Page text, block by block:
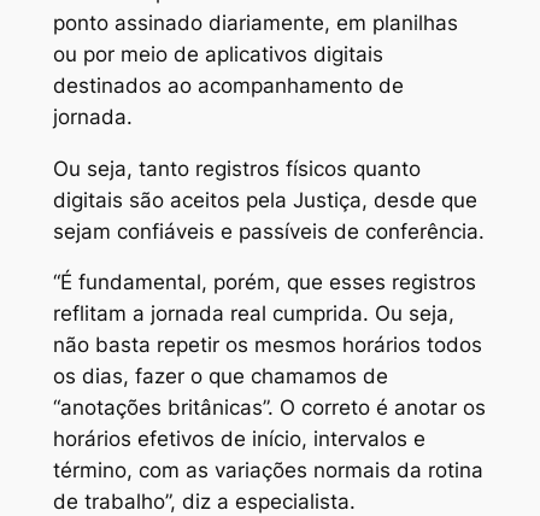
ponto assinado diariamente, em planilhas
ou por meio de aplicativos digitais
destinados ao acompanhamento de
jornada.
Ou seja, tanto registros físicos quanto
digitais são aceitos pela Justiça, desde que
sejam confiáveis e passíveis de conferência.
“É fundamental, porém, que esses registros
reflitam a jornada real cumprida. Ou seja,
não basta repetir os mesmos horários todos
os dias, fazer o que chamamos de
“anotações britânicas”. O correto é anotar os
horários efetivos de início, intervalos e
término, com as variações normais da rotina
de trabalho”, diz a especialista.